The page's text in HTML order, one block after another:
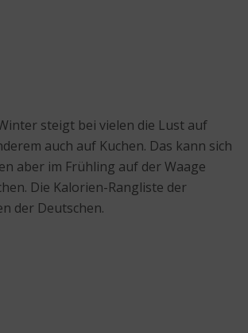
steigt bei vielen die Lust auf
auch auf Kuchen. Das kann sich
aber im Frühling auf der Waage
Die Kalorien-Rangliste der
der Deutschen.